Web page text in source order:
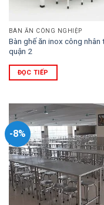
BÀN ĂN CÔNG NGHIỆP
Bàn ghế ăn inox công nhân
quận 2
ĐỌC TIẾP
-8%